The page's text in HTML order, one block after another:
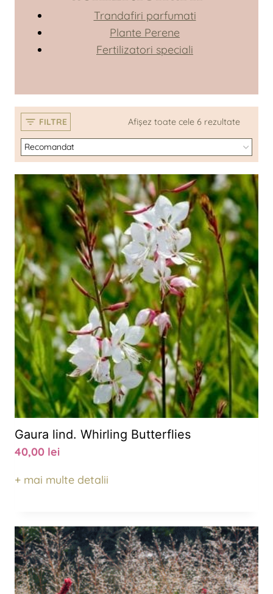
Trandafiri parfumati
Plante Perene
Fertilizatori speciali
FILTRE Afișez toate cele 6 rezultate
Gaura lind. Whirling Butterflies
40,00 lei
+ mai multe detalii